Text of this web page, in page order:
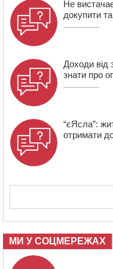
СМА 13-річного
ОВА виділити
17:15
На Уманщині
освіти через
ціною
Не
докупити
Доходи від
знати про
“єЯсла”:
отримати
МИ У СОЦМЕРЕЖАХ